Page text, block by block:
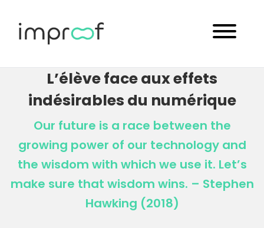
L’élève face aux effets
indésirables du numérique
Our future is a race between the
growing power of our technology and
the wisdom with which we use it. Let’s
make sure that wisdom wins. – Stephen
Hawking (2018)